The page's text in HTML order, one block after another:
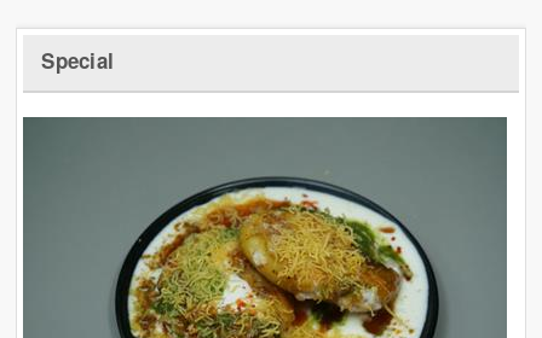
Special